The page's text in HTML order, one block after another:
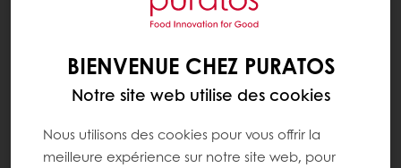
GOURMANDISE PLATE AVEC EASY LUXE
BIENVENUE CHEZ PURATOS
Notre site web utilise des cookies
Nous utilisons des cookies pour vous offrir la
meilleure expérience sur notre site web, pour